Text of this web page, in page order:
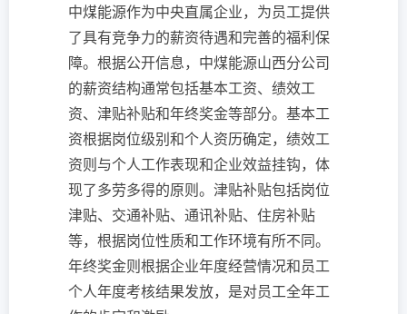
中煤能源作为中央直属企业，为员工提供
了具有竞争力的薪资待遇和完善的福利保
障。根据公开信息，中煤能源山西分公司
的薪资结构通常包括基本工资、绩效工
资、津贴补贴和年终奖金等部分。基本工
资根据岗位级别和个人资历确定，绩效工
资则与个人工作表现和企业效益挂钩，体
现了多劳多得的原则。津贴补贴包括岗位
津贴、交通补贴、通讯补贴、住房补贴
等，根据岗位性质和工作环境有所不同。
年终奖金则根据企业年度经营情况和员工
个人年度考核结果发放，是对员工全年工